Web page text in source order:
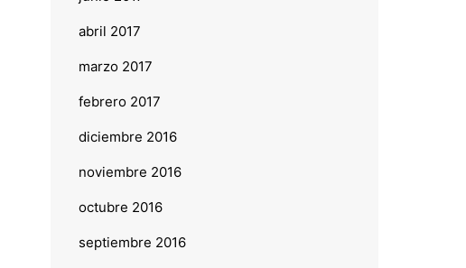
abril 2017
marzo 2017
febrero 2017
diciembre 2016
noviembre 2016
octubre 2016
septiembre 2016